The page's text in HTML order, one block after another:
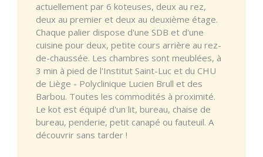
actuellement par 6 koteuses, deux au rez,
deux au premier et deux au deuxième étage.
Chaque palier dispose d'une SDB et d'une
cuisine pour deux, petite cours arrière au rez-
de-chaussée. Les chambres sont meublées, à
3 min à pied de l'Institut Saint-Luc et du CHU
de Liège - Polyclinique Lucien Brull et des
Barbou. Toutes les commodités à proximité.
Le kot est équipé d'un lit, bureau, chaise de
bureau, penderie, petit canapé ou fauteuil. A
découvrir sans tarder !